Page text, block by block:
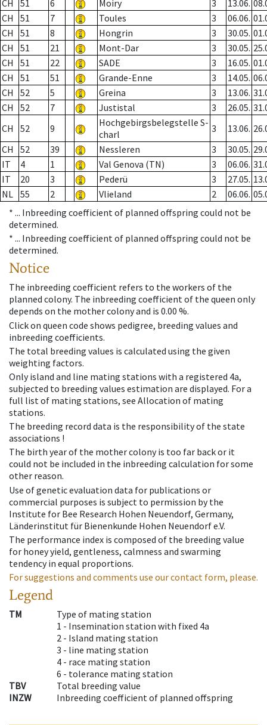
CH 51 6 Moiry 3 13.06.
CH
51 7 Toules 3 06.06.
CH
51 8 Hongrin 3 30.05.
CH
51 21 Mont-Dar 3 30.05.
CH
51 22 SADE 3 16.05.
CH
51 51 Grande-Enne 3 14.05.
CH
52 5 Greina 3 13.06.
CH
52 7 Justistal 3 26.05.
CH
52 9
Hochgebirgsbelegstelle S-
charl
3 13.06.
CH
52 39 Nessleren 3 30.05.
IT
4 1 Val Genova (TN) 3 06.06.
IT
20 3 Pederü 3 27.05.
NL 55 2 Vlieland 2 06.06.
* ... Inbreeding coefficient of planned offspring could not be
determined.
* ... Inbreeding coefficient of planned offspring could not be
determined.
Notice
The inbreeding coefficient refers to the workers of the
planned colony. The inbreeding coefficient of the queen only
depends on the mother colony and is 0.00 %.
Click on queen code shows pedigree, breeding values and
inbreeding coefficients.
The total breeding values is calculated using the given
weighting factors.
Only island and line mating stations with a registered 4a,
subjected to breeding values estimation are displayed. For a
full list of mating stations, see Allocation of mating
stations.
The breeding record data is the responsibility of the state
associations !
The birth year of the mother colony is too far back or it
could not be included in the inbreeding calculation for some
other reason.
Use of genetic evaluation data for publications or
commercial purposes is subject to permission by the
Institute for Bee Research Hohen Neuendorf, Germany,
Länderinstitut für Bienenkunde Hohen Neuendorf e.V.
The performance index is composed of the breeding value
for honey yield, gentleness, calmness and swarming
tendency in equal proportions.
For suggestions and comments use our contact form, please.
Legend
TM
Type of mating station
1 - Insemination station with fixed 4a
2 - Island mating station
3 - line mating station
4 - race mating station
6 - tolerance mating station
TBV
Total breeding value
INZW
Inbreeding coefficient of planned offspring